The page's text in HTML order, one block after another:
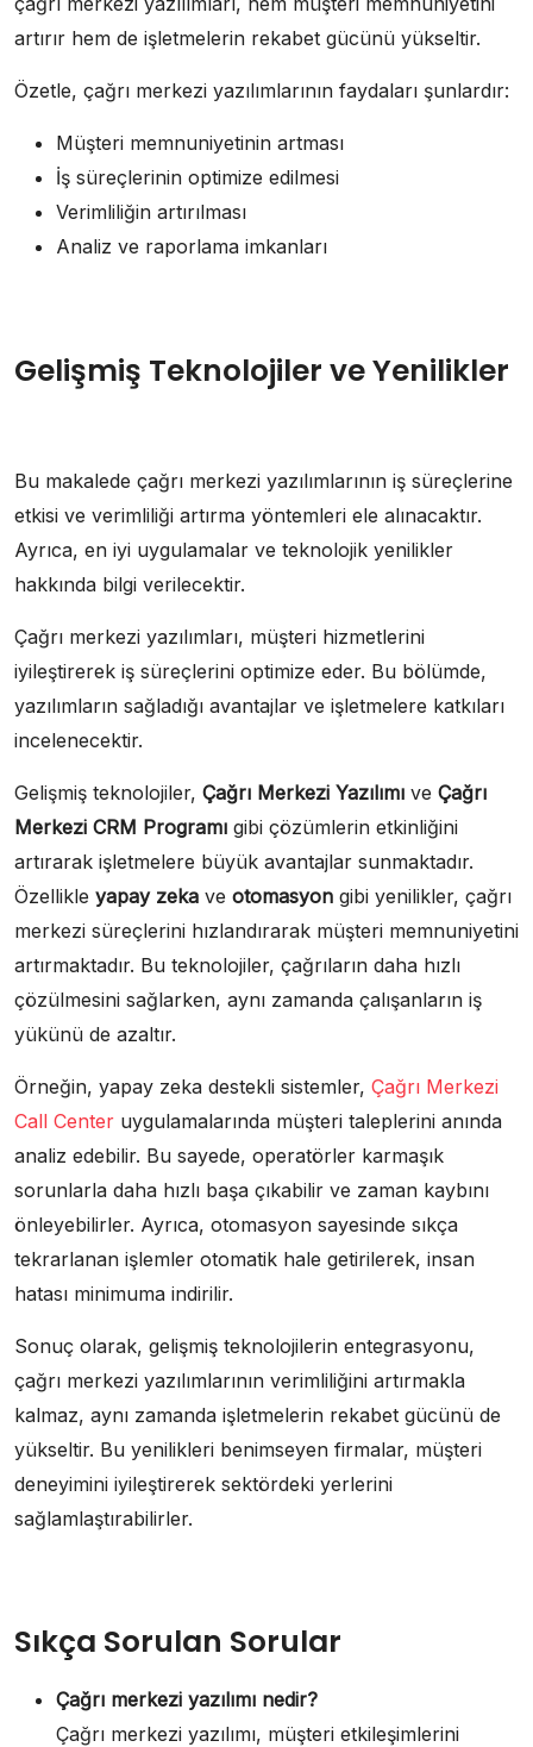
artırır hem de işletmelerin rekabet gücünü yükseltir.
Özetle, çağrı merkezi yazılımlarının faydaları şunlardır:
Müşteri memnuniyetinin artması
İş süreçlerinin optimize edilmesi
Verimliliğin artırılması
Analiz ve raporlama imkanları
Gelişmiş Teknolojiler ve Yenilikler
Bu makalede çağrı merkezi yazılımlarının iş süreçlerine
etkisi ve verimliliği artırma yöntemleri ele alınacaktır.
Ayrıca, en iyi uygulamalar ve teknolojik yenilikler
hakkında bilgi verilecektir.
Çağrı merkezi yazılımları, müşteri hizmetlerini
iyileştirerek iş süreçlerini optimize eder. Bu bölümde,
yazılımların sağladığı avantajlar ve işletmelere katkıları
incelenecektir.
Gelişmiş teknolojiler, Çağrı Merkezi Yazılımı ve Çağrı
Merkezi CRM Programı gibi çözümlerin etkinliğini
artırarak işletmelere büyük avantajlar sunmaktadır.
Özellikle yapay zeka ve otomasyon gibi yenilikler, çağrı
merkezi süreçlerini hızlandırarak müşteri memnuniyetini
artırmaktadır. Bu teknolojiler, çağrıların daha hızlı
çözülmesini sağlarken, aynı zamanda çalışanların iş
yükünü de azaltır.
Örneğin, yapay zeka destekli sistemler, Çağrı Merkezi
Call Center uygulamalarında müşteri taleplerini anında
analiz edebilir. Bu sayede, operatörler karmaşık
sorunlarla daha hızlı başa çıkabilir ve zaman kaybını
önleyebilirler. Ayrıca, otomasyon sayesinde sıkça
tekrarlanan işlemler otomatik hale getirilerek, insan
hatası minimuma indirilir.
Sonuç olarak, gelişmiş teknolojilerin entegrasyonu,
çağrı merkezi yazılımlarının verimliliğini artırmakla
kalmaz, aynı zamanda işletmelerin rekabet gücünü de
yükseltir. Bu yenilikleri benimseyen firmalar, müşteri
deneyimini iyileştirerek sektördeki yerlerini
sağlamlaştırabilirler.
Sıkça Sorulan Sorular
Çağrı merkezi yazılımı nedir?
Çağrı merkezi yazılımı, müşteri etkileşimlerini